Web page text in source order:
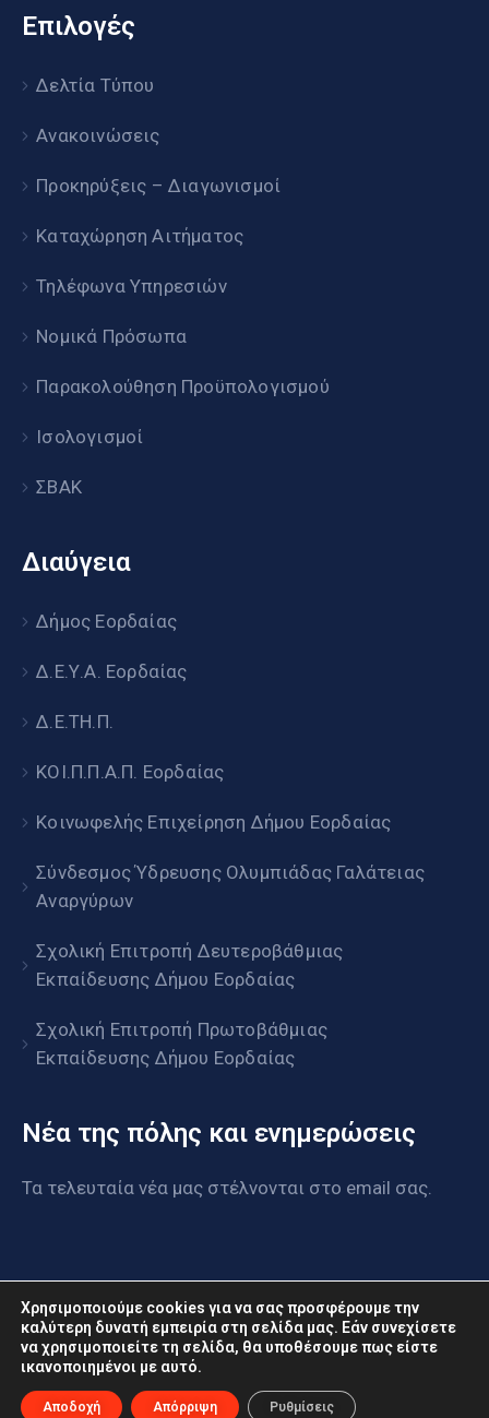
Επιλογές
Δελτία Τύπου
Ανακοινώσεις
Προκηρύξεις – Διαγωνισμοί
Καταχώρηση Αιτήματος
Τηλέφωνα Υπηρεσιών
Νομικά Πρόσωπα
Παρακολούθηση Προϋπολογισμού
Ισολογισμοί
ΣΒΑΚ
Διαύγεια
Δήμος Εορδαίας
Δ.Ε.Υ.Α. Εορδαίας
Δ.Ε.ΤΗ.Π.
ΚΟΙ.Π.Π.Α.Π. Εορδαίας
Κοινωφελής Επιχείρηση Δήμου Εορδαίας
Σύνδεσμος Ύδρευσης Ολυμπιάδας Γαλάτειας
Αναργύρων
Σχολική Επιτροπή Δευτεροβάθμιας
Εκπαίδευσης Δήμου Εορδαίας
Σχολική Επιτροπή Πρωτοβάθμιας
Εκπαίδευσης Δήμου Εορδαίας
Νέα της πόλης και ενημερώσεις
Τα τελευταία νέα μας στέλνονται στο email σας.
www.eordaia.gov.gr © 2022. Με επιφύλαξη παντός
δικαιώματος
Χρησιμοποιούμε cookies για να σας προσφέρουμε την
καλύτερη δυνατή εμπειρία στη σελίδα μας. Εάν συνεχίσετε
να χρησιμοποιείτε τη σελίδα, θα υποθέσουμε πως είστε
ικανοποιημένοι με αυτό.
Αποδοχή Απόρριψη Ρυθμίσεις